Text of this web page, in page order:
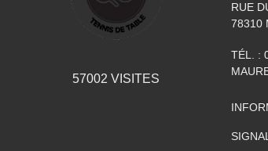
57002 VISITES
RUE
78310
TÉL. :